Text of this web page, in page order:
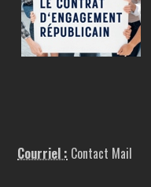
Courriel : Contact Mail